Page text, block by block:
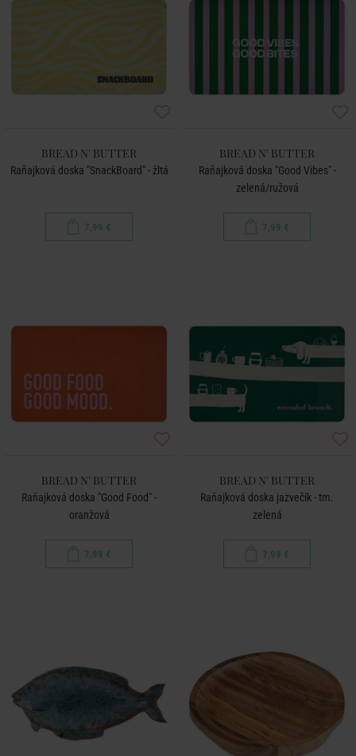
BREAD N' BUTTER
Raňajková doska "SnackBoard" - žltá
7,99 €
BREAD N' BUTTER
Raňajková doska "Good Vibes" -
zelená/ružová
7,99 €
BREAD N' BUTTER
Raňajková doska "Good Food" -
oranžová
7,99 €
BREAD N' BUTTER
Raňajková doska jazvečík - tm.
zelená
7,99 €